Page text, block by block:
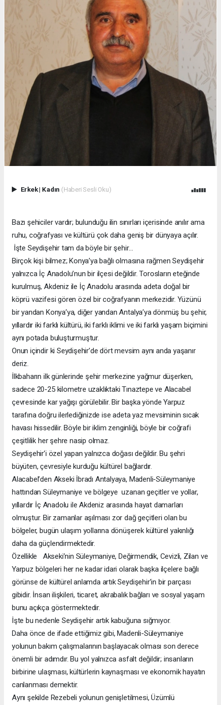
Erkek| Kadın (Haberi Sesli Oku)
Bazı şehiciler vardır; bulunduğu ilin sınırları içerisinde anılır ama
ruhu, coğrafyası ve kültürü çok daha geniş bir dünyaya açılır.
İşte Seydişehir tam da böyle bir şehir…
Birçok kişi bilmez; Konya’ya bağlı olmasına rağmen Seydişehir
yalnızca İç Anadolu’nun bir ilçesi değildir. Torosların eteğinde
kurulmuş, Akdeniz ile İç Anadolu arasında adeta doğal bir
köprü vazifesi gören özel bir coğrafyanın merkezidir. Yüzünü
bir yandan Konya’ya, diğer yandan Antalya’ya dönmüş bu şehir,
yıllardır iki farklı kültürü, iki farklı iklimi ve iki farklı yaşam biçimini
aynı potada buluşturmuştur.
Onun içindir ki Seydişehir’de dört mevsim aynı anda yaşanır
deriz.
İlkbaharın ilk günlerinde şehir merkezine yağmur düşerken,
sadece 20-25 kilometre uzaklıktaki Tınaztepe ve Alacabel
çevresinde kar yağışı görülebilir. Bir başka yönde Yarpuz
tarafına doğru ilerlediğinizde ise adeta yaz mevsiminin sıcak
havası hissedilir. Böyle bir iklim zenginliği, böyle bir coğrafi
çeşitlilik her şehre nasip olmaz.
Seydişehir’i özel yapan yalnızca doğası değildir. Bu şehri
büyüten, çevresiyle kurduğu kültürel bağlardır.
Alacabel’den Akseki İbradı Antalyaya, Madenli-Süleymaniye
hattından Süleymaniye ve bölgeye uzanan geçitler ve yollar,
yıllardır İç Anadolu ile Akdeniz arasında hayat damarları
olmuştur. Bir zamanlar aşılması zor dağ geçitleri olan bu
bölgeler, bugün ulaşım yollarına dönüşerek kültürel yakınlığı
daha da güçlendirmektedir.
Özellikle Akseki’nin Süleymaniye, Değirmendik, Cevizli, Zilan ve
Yarpuz bölgeleri her ne kadar idari olarak başka ilçelere bağlı
görünse de kültürel anlamda artık Seydişehir’in bir parçası
gibidir. İnsan ilişkileri, ticaret, akrabalık bağları ve sosyal yaşam
bunu açıkça göstermektedir.
İşte bu nedenle Seydişehir artık kabuğuna sığmıyor.
Daha önce de ifade ettiğimiz gibi, Madenli-Süleymaniye
yolunun bakım çalışmalarının başlayacak olması son derece
önemli bir adımdır. Bu yol yalnızca asfalt değildir; insanların
birbirine ulaşması, kültürlerin kaynaşması ve ekonomik hayatın
canlanması demektir.
Aynı şekilde Rezebeli yolunun genişletilmesi, Üzümlü